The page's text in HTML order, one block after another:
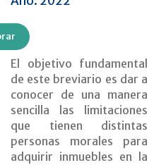
El objetivo fundamental
de este breviario es dar a
conocer de una manera
sencilla las limitaciones
que tienen distintas
personas morales para
adquirir inmuebles en la